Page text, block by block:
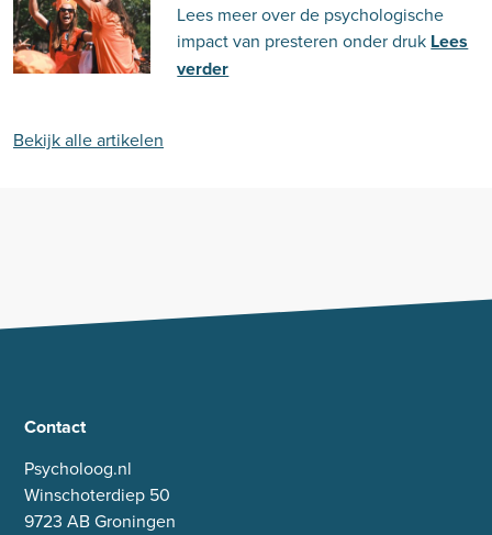
Lees meer over de psychologische
impact van presteren onder druk Lees
verder
Bekijk alle artikelen
Contact
Psycholoog.nl
Winschoterdiep 50
9723 AB Groningen